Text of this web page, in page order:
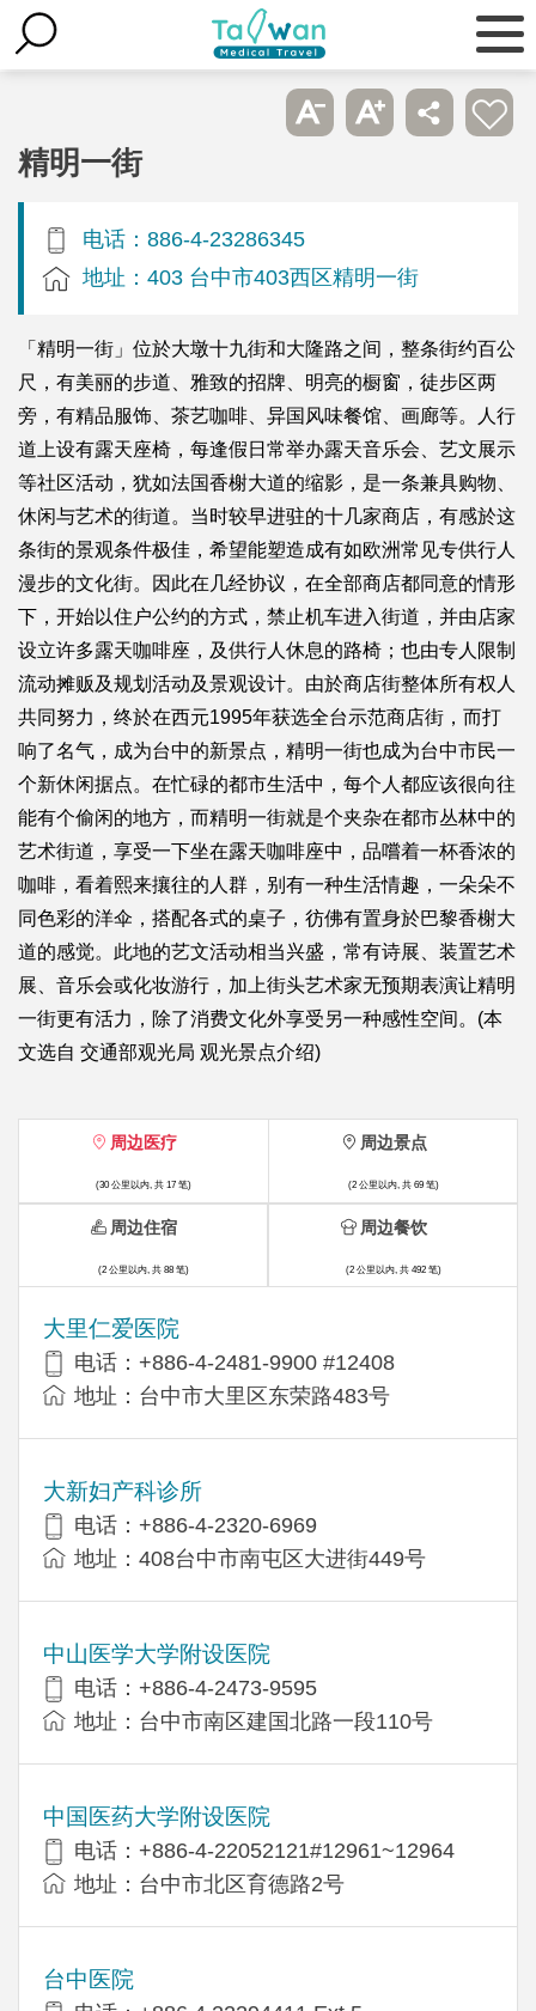
精明一街
电话：886-4-23286345
地址：403 台中市403西区精明一街
「精明一街」位於大墩十九街和大隆路之间，整条街约百公
尺，有美丽的步道、雅致的招牌、明亮的橱窗，徒步区两
旁，有精品服饰、茶艺咖啡、异国风味餐馆、画廊等。人行
道上设有露天座椅，每逢假日常举办露天音乐会、艺文展示
等社区活动，犹如法国香榭大道的缩影，是一条兼具购物、
休闲与艺术的街道。当时较早进驻的十几家商店，有感於这
条街的景观条件极佳，希望能塑造成有如欧洲常见专供行人
漫步的文化街。因此在几经协议，在全部商店都同意的情形
下，开始以住户公约的方式，禁止机车进入街道，并由店家
设立许多露天咖啡座，及供行人休息的路椅；也由专人限制
流动摊贩及规划活动及景观设计。由於商店街整体所有权人
共同努力，终於在西元1995年获选全台示范商店街，而打
响了名气，成为台中的新景点，精明一街也成为台中市民一
个新休闲据点。在忙碌的都市生活中，每个人都应该很向往
能有个偷闲的地方，而精明一街就是个夹杂在都市丛林中的
艺术街道，享受一下坐在露天咖啡座中，品嚐着一杯香浓的
咖啡，看着熙来攘往的人群，别有一种生活情趣，一朵朵不
同色彩的洋伞，搭配各式的桌子，彷佛有置身於巴黎香榭大
道的感觉。此地的艺文活动相当兴盛，常有诗展、装置艺术
展、音乐会或化妆游行，加上街头艺术家无预期表演让精明
一街更有活力，除了消费文化外享受另一种感性空间。(本
文选自 交通部观光局 观光景点介绍)
周边医疗
(30 公里以内, 共 17 笔)
大里仁爱医院
电话：+886-4-2481-9900 #12408
地址：台中市大里区东荣路483号
大新妇产科诊所
电话：+886-4-2320-6969
地址：408台中市南屯区大进街449号
中山医学大学附设医院
电话：+886-4-2473-9595
地址：台中市南区建国北路一段110号
中国医药大学附设医院
电话：+886-4-22052121#12961~12964
地址：台中市北区育德路2号
台中医院
周边景点
(2 公里以内, 共 69 笔)
周边住宿
(2 公里以内, 共 88 笔)
周边餐饮
(2 公里以内, 共 492 笔)